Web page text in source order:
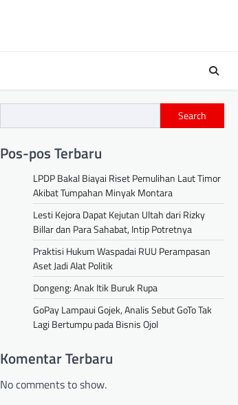
Search
Pos-pos Terbaru
LPDP Bakal Biayai Riset Pemulihan Laut Timor
Akibat Tumpahan Minyak Montara
Lesti Kejora Dapat Kejutan Ultah dari Rizky
Billar dan Para Sahabat, Intip Potretnya
Praktisi Hukum Waspadai RUU Perampasan
Aset Jadi Alat Politik
Dongeng: Anak Itik Buruk Rupa
GoPay Lampaui Gojek, Analis Sebut GoTo Tak
Lagi Bertumpu pada Bisnis Ojol
Komentar Terbaru
No comments to show.